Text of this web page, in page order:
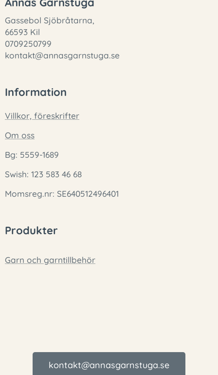
Gassebol Sjöbråtarna,
66593 Kil
0709250799
kontakt@annasgarnstuga.se
Information
Villkor, föreskrifter
Om oss
Bg: 5559-1689
Swish: 123 583 46 68
Momsreg.nr: SE640512496401
Produkter
Garn och garntillbehör
kontakt@annasgarnstuga.se